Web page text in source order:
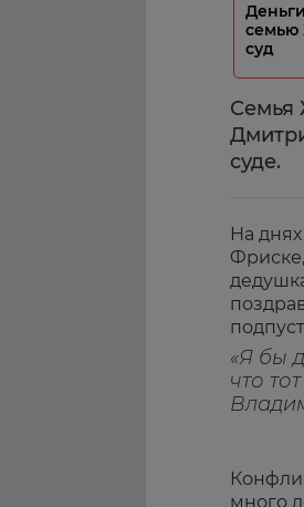
семью
суд
Семья
суде.
На
«Я бы
что
много